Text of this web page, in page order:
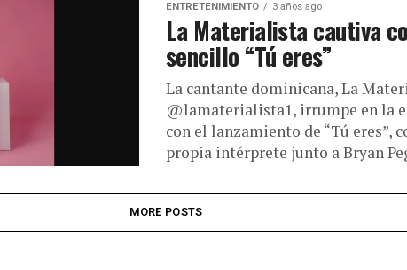
ENTRETENIMIENTO 3 años ago
La Materialista cautiva
sencillo “Tú eres”
La cantante dominicana, La
@lamaterialista1, irrumpe en la
con el lanzamiento de “Tú eres”,
propia intérprete junto a Bryan
MORE POSTS